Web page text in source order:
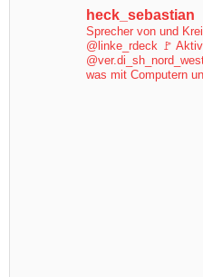
heck_sebastian
Sprecher von und
@linke_rdeck 🚩
@ver.di_sh_nord_west
was mit Computern